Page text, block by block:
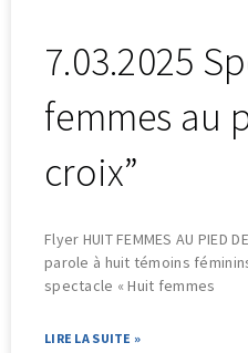
7.03.2025
femmes au
croix”
Flyer HUIT FEMMES AU PIED
parole à huit témoins
spectacle « Huit femmes
LIRE LA SUITE »